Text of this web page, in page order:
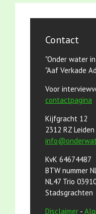
Contact
"Onder water
"Aaf Verkade
Voor
contactpagina
Kijfgracht 12
2312 RZ Leiden
KvK 64674487
BTW nummer
NL47 Trio
Stadsgrachten
Disclaimer -